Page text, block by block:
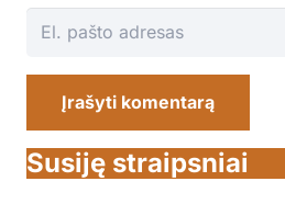
Įrašyti komentarą
Susiję straipsniai